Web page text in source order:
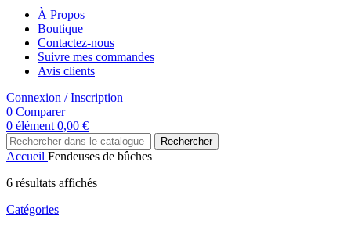
À Propos
Boutique
Contactez-nous
Suivre mes commandes
Avis clients
Connexion / Inscription
0 Comparer
0 élément 0,00 €
Rechercher
Accueil Fendeuses de bûches
6 résultats affichés
Catégories